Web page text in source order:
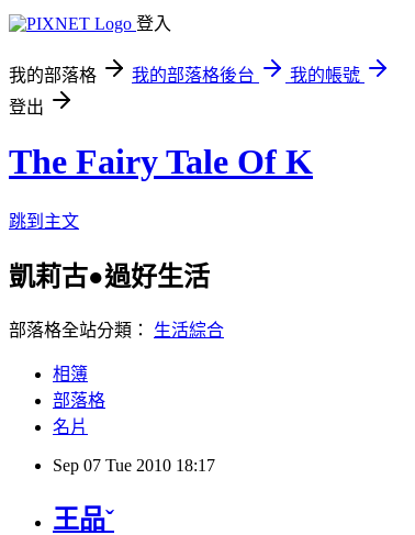
登入
我的部落格 我的部落格後台
我的帳號
登出
The Fairy Tale Of K
跳到主文
凱莉古●過好生活
部落格全站分類： 生活綜合
相簿
部落格
名片
Sep 07 Tue 2010 18:17
王品ˇ